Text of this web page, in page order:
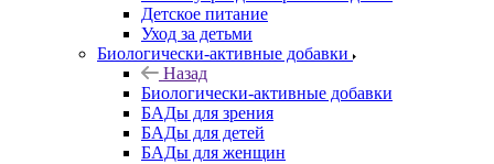
Детское питание
Уход за детьми
Биологически-активные добавки
Назад
Биологически-активные добавки
БАДы для зрения
БАДы для детей
БАДы для женщин